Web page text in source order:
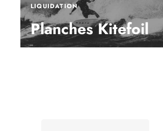
LIQUIDATION
Planches Kitefoil